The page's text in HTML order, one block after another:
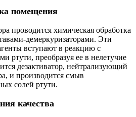
помещения
проводится химическая обработка
демеркуризаторами. Эти
вступают в реакцию с
ртути, преобразуя ее в нелетучие
дезактиватор, нейтрализующий
и производится смыв
солей ртути.
качества